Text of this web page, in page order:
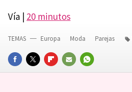
Vía | 20 minutos
FACEBOOKTWITTERFLIPBOARD
E-
WHATSAPP
TEMAS Europa Moda Parejas